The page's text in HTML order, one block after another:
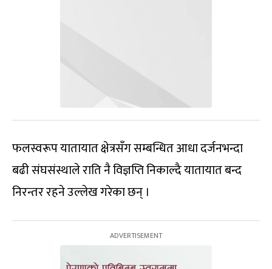
फलस्वरूप यातायात क्षेत्रसँग सम्बन्धित आधा दर्जनभन्दा
बढी संघसंस्थाले राति नै विज्ञप्ति निकाल्दै यातायात बन्द
निरन्तर रहने उल्लेख गरेका छन् ।